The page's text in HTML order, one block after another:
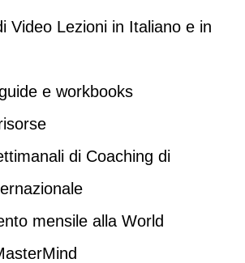
Video Lezioni in Italiano e in
e workbooks
di Coaching di
mensile alla World